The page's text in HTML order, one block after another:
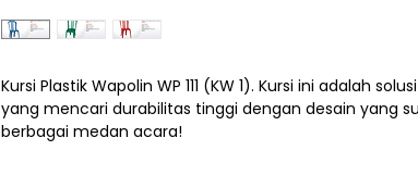
Kursi Plastik Wapolin WP 111 (KW 1). Kursi ini adalah
yang mencari durabilitas tinggi dengan desain yang
berbagai medan acara!